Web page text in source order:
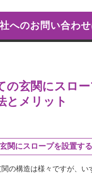
へのお問い合わ
の玄関にスロ
とメリット
関にスロープを設置す
関の構造は様々ですが、い